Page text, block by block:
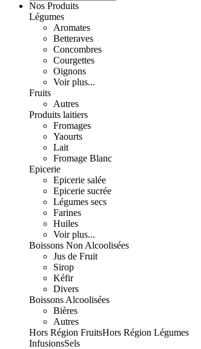
Nos Produits
Légumes
Aromates
Betteraves
Concombres
Courgettes
Oignons
Voir plus...
Fruits
Autres
Produits laitiers
Fromages
Yaourts
Lait
Fromage Blanc
Epicerie
Epicerie salée
Epicerie sucrée
Légumes secs
Farines
Huiles
Voir plus...
Boissons Non Alcoolisées
Jus de Fruit
Sirop
Kéfir
Divers
Boissons Alcoolisées
Bières
Autres
Hors Région FruitsHors Région Légumes
InfusionsSels